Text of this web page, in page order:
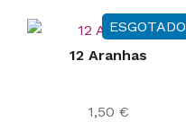
ESGOTADO
12 Aranhas
1,50 €